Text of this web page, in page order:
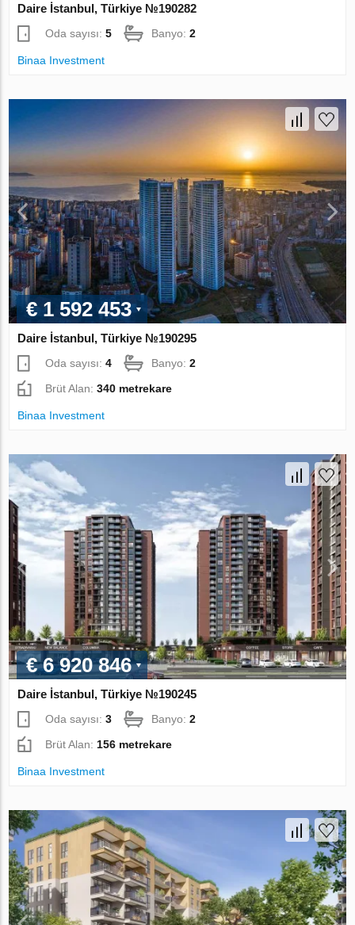
Daire İstanbul, Türkiye №190282
Oda sayısı:5 Banyo:2
Binaa Investment
€ 1 592 453
Daire İstanbul, Türkiye №190295
Oda sayısı:4 Banyo:2
Brüt Alan:340 metrekare
Binaa Investment
€ 6 920 846
Daire İstanbul, Türkiye №190245
Oda sayısı:3 Banyo:2
Brüt Alan: 156 metrekare
Binaa Investment